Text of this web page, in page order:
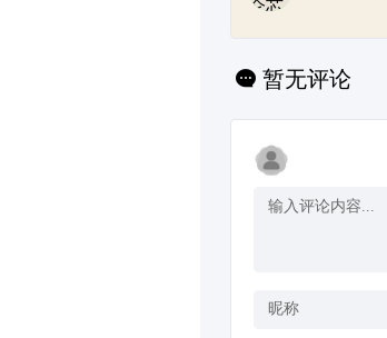
暂无评论